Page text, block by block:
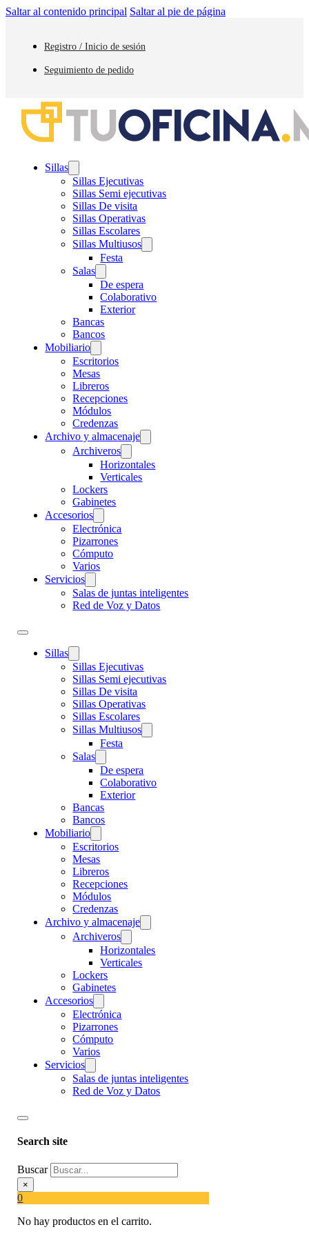
Saltar al contenido principal Saltar al pie de página
Registro / Inicio de sesión
Seguimiento de pedido
Sillas
Sillas Ejecutivas
Sillas Semi ejecutivas
Sillas De visita
Sillas Operativas
Sillas Escolares
Sillas Multiusos
Festa
Salas
De espera
Colaborativo
Exterior
Bancas
Bancos
Mobiliario
Escritorios
Mesas
Libreros
Recepciones
Módulos
Credenzas
Archivo y almacenaje
Archiveros
Horizontales
Verticales
Lockers
Gabinetes
Accesorios
Electrónica
Pizarrones
Cómputo
Varios
Servicios
Salas de juntas inteligentes
Red de Voz y Datos
Sillas
Sillas Ejecutivas
Sillas Semi ejecutivas
Sillas De visita
Sillas Operativas
Sillas Escolares
Sillas Multiusos
Festa
Salas
De espera
Colaborativo
Exterior
Bancas
Bancos
Mobiliario
Escritorios
Mesas
Libreros
Recepciones
Módulos
Credenzas
Archivo y almacenaje
Archiveros
Horizontales
Verticales
Lockers
Gabinetes
Accesorios
Electrónica
Pizarrones
Cómputo
Varios
Servicios
Salas de juntas inteligentes
Red de Voz y Datos
Search site
Buscar
×
0
No hay productos en el carrito.